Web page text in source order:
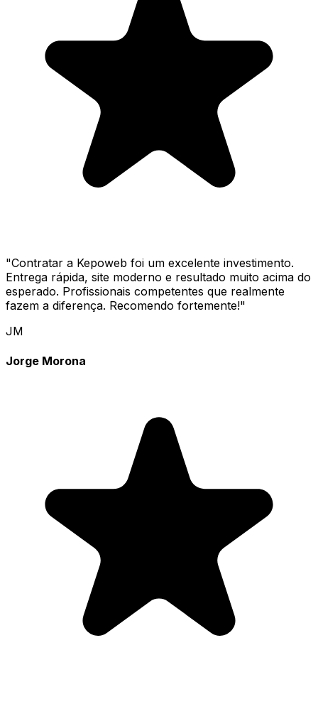
"Contratar a Kepoweb foi um excelente investimento.
Entrega rápida, site moderno e resultado muito acima do
esperado. Profissionais competentes que realmente
fazem a diferença. Recomendo fortemente!"
JM
Jorge Morona